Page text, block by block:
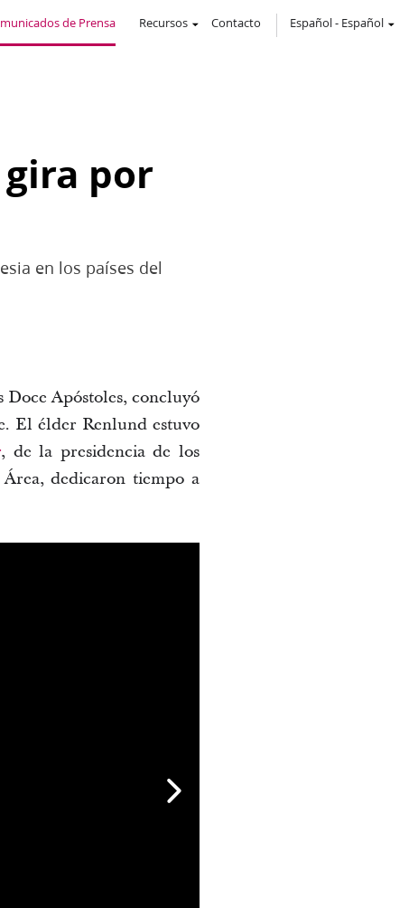
de Prensa Recursos Contacto Español- Español
por
en los países del
Apóstoles, concluyó
El élder Renlund estuvo
, de la presidencia de los
dedicaron tiempo a